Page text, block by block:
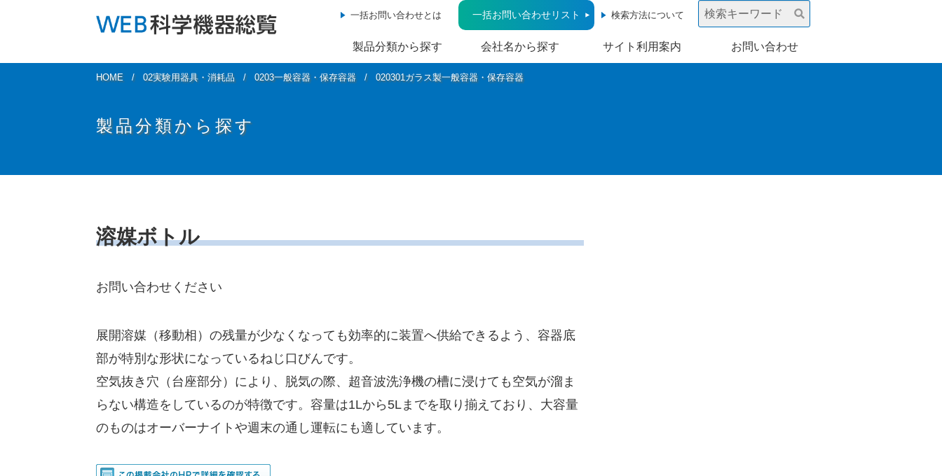
一括お問い合わせとは 一括お問い合わせリスト 検索方法について
製品分類から探す 会社名から探す サイト利用案内 お問い合わせ
HOME 02実験用器具・消耗品 0203一般容器・保存容器 020301ガラス製一般容器・保存容器
製品分類から探す
溶媒ボトル
お問い合わせください
展開溶媒（移動相）の残量が少なくなっても効率的に装置へ供給できるよう、容器底
部が特別な形状になっているねじ口びんです。
空気抜き穴（台座部分）により、脱気の際、超音波洗浄機の槽に浸けても空気が溜ま
らない構造をしているのが特徴です。容量は1Lから5Lまでを取り揃えており、大容量
のものはオーバーナイトや週末の通し運転にも適しています。